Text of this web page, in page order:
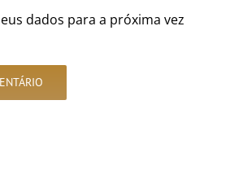
dados para a próxima vez